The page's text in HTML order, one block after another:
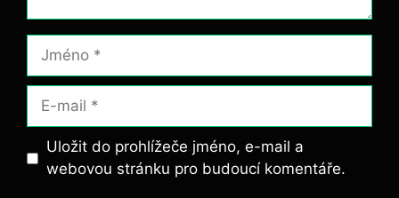
Jméno
Uložit do prohlížeče jméno, e-mail a
webovou stránku pro budoucí komentáře.